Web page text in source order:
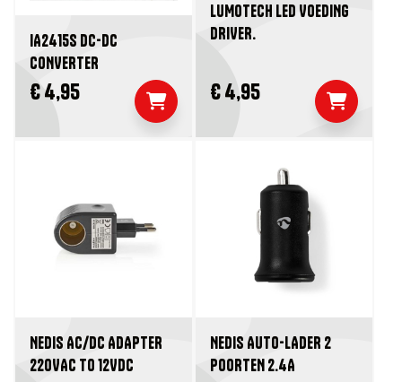
IA2415S DC-DC
CONVERTER
€ 4,95
LUMOTECH LED VOEDING
DRIVER.
€ 4,95
NEDIS AC/DC ADAPTER
220VAC TO 12VDC
NEDIS AUTO-LADER 2
POORTEN 2.4A